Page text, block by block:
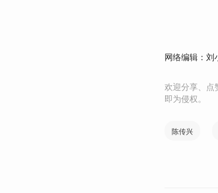
网络编辑：刘
欢迎分享、点
即为侵权。
陈传兴